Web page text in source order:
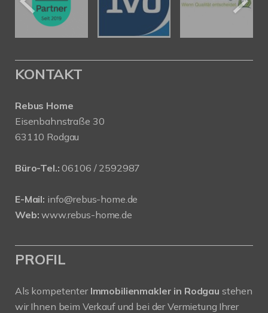
KONTAKT
Rebus Home
Eisenbahnstraße 30
63110 Rodgau
Büro-Tel.:06106 / 2592987
E-Mail: info@rebus-home.de
Web:www.rebus-home.de
PROFIL
Als kompetenter Immobilienmakler in Rodgau stehen
wir Ihnen beim Verkauf und bei der Vermietung Ihrer